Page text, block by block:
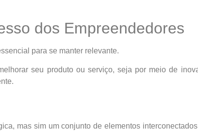
dos Empreendedores
para se manter relevante.
seu produto ou serviço, seja por meio de
mas sim um conjunto de elementos